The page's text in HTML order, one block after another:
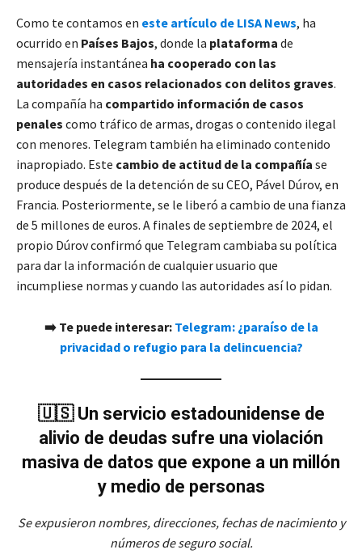
Como te contamos en este artículo de LISA News, ha
ocurrido en Países Bajos, donde la plataforma de
mensajería instantánea ha cooperado con las
autoridades en casos relacionados con delitos graves.
La compañía ha compartido información de casos
penales como tráfico de armas, drogas o contenido ilegal
con menores. Telegram también ha eliminado contenido
inapropiado. Este cambio de actitud de la compañía se
produce después de la detención de su CEO, Pável Dúrov, en
Francia. Posteriormente, se le liberó a cambio de una fianza
de 5 millones de euros. A finales de septiembre de 2024, el
propio Dúrov confirmó que Telegram cambiaba su política
para dar la información de cualquier usuario que
incumpliese normas y cuando las autoridades así lo pidan.
➡️ Te puede interesar: Telegram: ¿paraíso de la
privacidad o refugio para la delincuencia?
🇺🇸 Un servicio estadounidense de
alivio de deudas sufre una violación
masiva de datos que expone a un millón
y medio de personas
Se expusieron nombres, direcciones, fechas de nacimiento y
números de seguro social.